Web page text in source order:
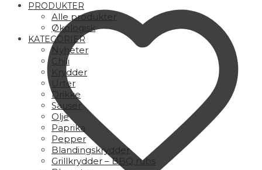
PRODUKTER
Alle produkter
Økologisk
KATEGORIER
Nyheter
Chili
Krydder
Urter
Drikke
Sauser
Olje
Paprika
Pepper
Blandingskrydder
Grillkrydder – BBQ rubs